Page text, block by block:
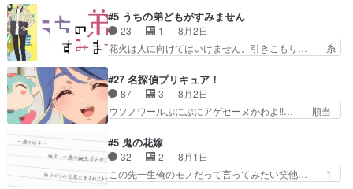
んと練習したい〟と言… 本当この作品は「キャ
ラ」を活かすのがうま… みずかちゃんの介入で双
子の仲にヒビが………
を振り切ってみんなに謝ったララの思い… 仕事に
馴染めない辺り観ていて苦しいところ… ララちゃ
んの事情はもう少し皆に話して良い… ララと茉里
とで初のアルバイト。七転八倒し… 労働するプリ
てケーキ食べて、帰りにカメ… ララが働く事での
てんやわんや。働いて大変… 地道に働き人と関わ
る日々の中に愛を見いだ…
#5 うちの弟どもがすみません
23 1
8月2日
花火は人に向けてはいけません。引きこもり… 糸
お名前を見たんだけどあの中村大樹さん… 糸ちゃ
んカッケー、色んな意味でwゲームが… 姉から性
的興奮覚えてないよね？なんて言わ… テーマ：引
きこもりの理由感想は、久しぶり… 元ゲーマーな
んの距離感おかしいね(*´… 糸と源ははよ好きお
うとると言わんかい！引… ショウくんと対等に話
すためにゲームをする…
#27 名探偵プリキュア！
87 3
8月2日
ウソノワールぷにぷにアゲセーヌかわよ!!… 順当
取り戻し正式に探偵事務所で働き始め… ポワロ、
元ネタを解説して原作に誘導するの… くれあさん
の探偵としての初事件にしてちょ… ・急にクイズ
番組が始まったw・妖精ウソノ… るるかの助手だ
#5 鬼の花嫁
32 2
8月1日
この先一生俺のモノだって言ってみたい笑他… 1